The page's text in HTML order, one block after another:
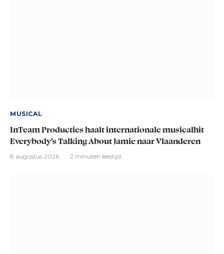
MUSICAL
InTeam Producties haalt internationale musicalhit
Everybody’s Talking About Jamie naar Vlaanderen
8 augustus 2026 2 minuten leestijd